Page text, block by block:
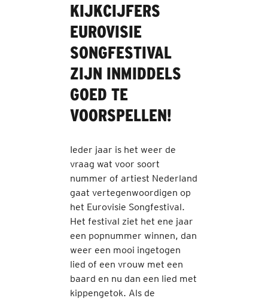
KIJKCIJFERS
EUROVISIE
SONGFESTIVAL
ZIJN INMIDDELS
GOED TE
VOORSPELLEN!
Ieder jaar is het weer de
vraag wat voor soort
nummer of artiest Nederland
gaat vertegenwoordigen op
het Eurovisie Songfestival.
Het festival ziet het ene jaar
een popnummer winnen, dan
weer een mooi ingetogen
lied of een vrouw met een
baard en nu dan een lied met
kippengetok. Als de